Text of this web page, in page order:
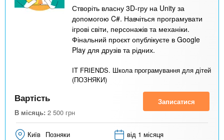
Створіть власну 3D-гру на Unity за
допомогою C#. Навчіться програмувати
ігрові світи, персонажів та механіки.
Фінальний проєкт опублікуєте в Google
Play для друзів та рідних.
IT FRIENDS. Школа програмування для дітей
(ПОЗНЯКИ)
Вартість
В місяць: 2 500 грн
Записатися
Київ Позняки від 1 місяця